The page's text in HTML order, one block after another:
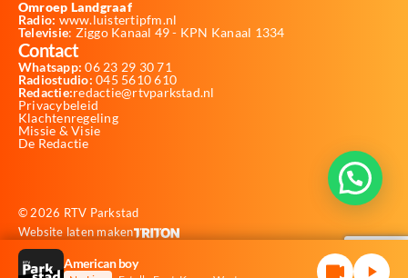
Omroep Landgraaf
Radio: www.luistertipfm.nl
Televisie: Ziggo Kanaal 49 - KPN Kanaal 1334
Contact
Whatsapp: 06 23 29 30 71
Radiostudio: 045 5610 610
Redactie:redactie@rtvparkstad.nl
Privacybeleid
Klachtenregeling
Missie & Visie
De Redactie
© 2026 RTV Parkstad
Website laten maken
American boy